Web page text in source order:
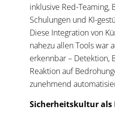
inklusive Red-Teaming,
Schulungen und KI-
Diese Integration von
nahezu allen Tools war
erkennbar – Detektion,
Reaktion auf
zunehmend
Sicherheitskultur als